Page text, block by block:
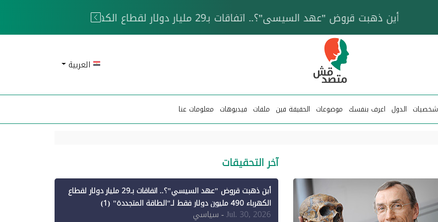
خزان عائم.. "متصدقش" تتبع شبكة ناقلات وقود تخدم الحوثيين
العربية
شخصيات الدول اعرف بنفسك موضوعات الحقيقة فين ملفات فيديوهات معلومات عنا
آخر التحقيقات
أين ذهبت قروض "عهد السيسي"؟.. اتفاقات بـ29 مليار دولار لقطاع
الكهرباء 490 مليون دولار فقط لـ"الطاقة المتجددة" (1)
Jul. 30, 2026- سياسي